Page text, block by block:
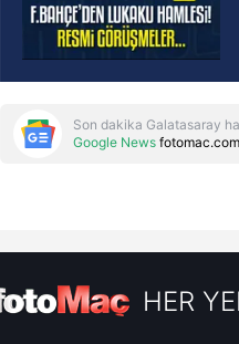
Son dakika Galatasaray
Google News
HER